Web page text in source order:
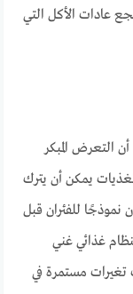
عادات الأكل التي
التعرض المبكر
يمكن أن يترك
نموذجًا للفئران قبل
غذائي غني
تغيرات مستمرة في